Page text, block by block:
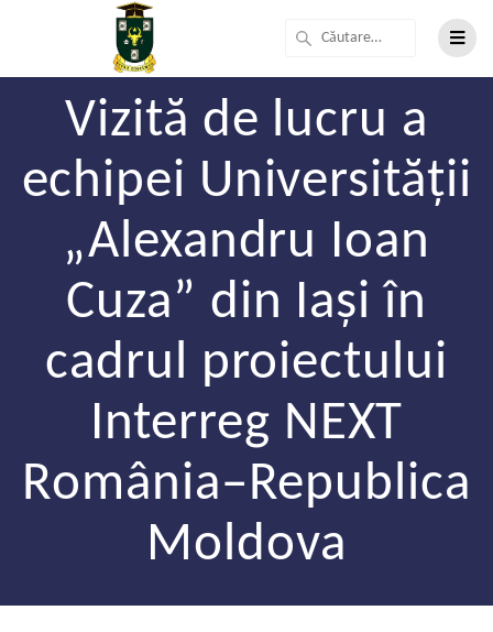
Vizită de lucru a
echipei Universității
„Alexandru Ioan
Cuza” din Iași în
cadrul proiectului
Interreg NEXT
România–Republica
Moldova